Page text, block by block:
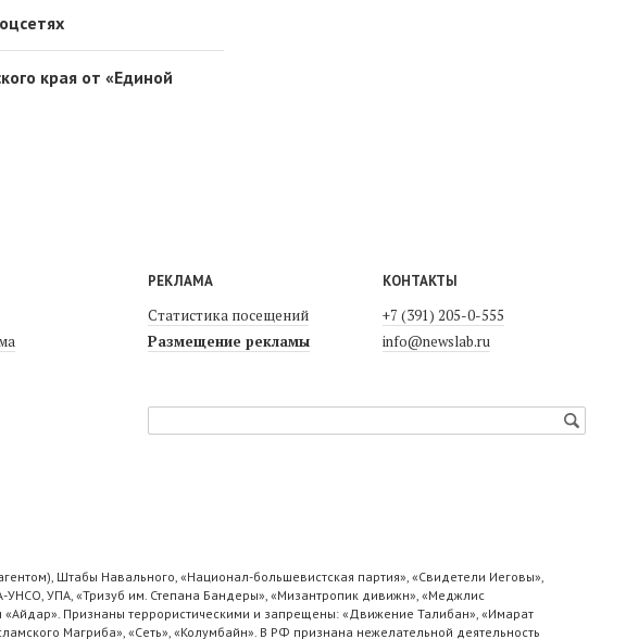
края от «Единой
РЕКЛАМА
Статистика посещений
Размещение рекламы
КОНТАКТЫ
+7 (391) 205-0-555
info@newslab.ru
Штабы Навального, «Национал-большевистская партия», «Свидетели Иеговы»,
УПА, «Тризуб им. Степана Бандеры», «Мизантропик дивижн», «Меджлис
«Айдар». Признаны террористическими и запрещены: «Движение Талибан», «Имарат
Магриба», «Сеть», «Колумбайн». В РФ признана нежелательной деятельность